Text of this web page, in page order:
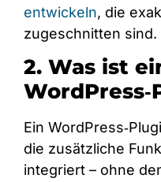
entwickeln, die
zugeschnitten sind.
2. Was ist
Ein
die zusätzliche
integriert – ohne